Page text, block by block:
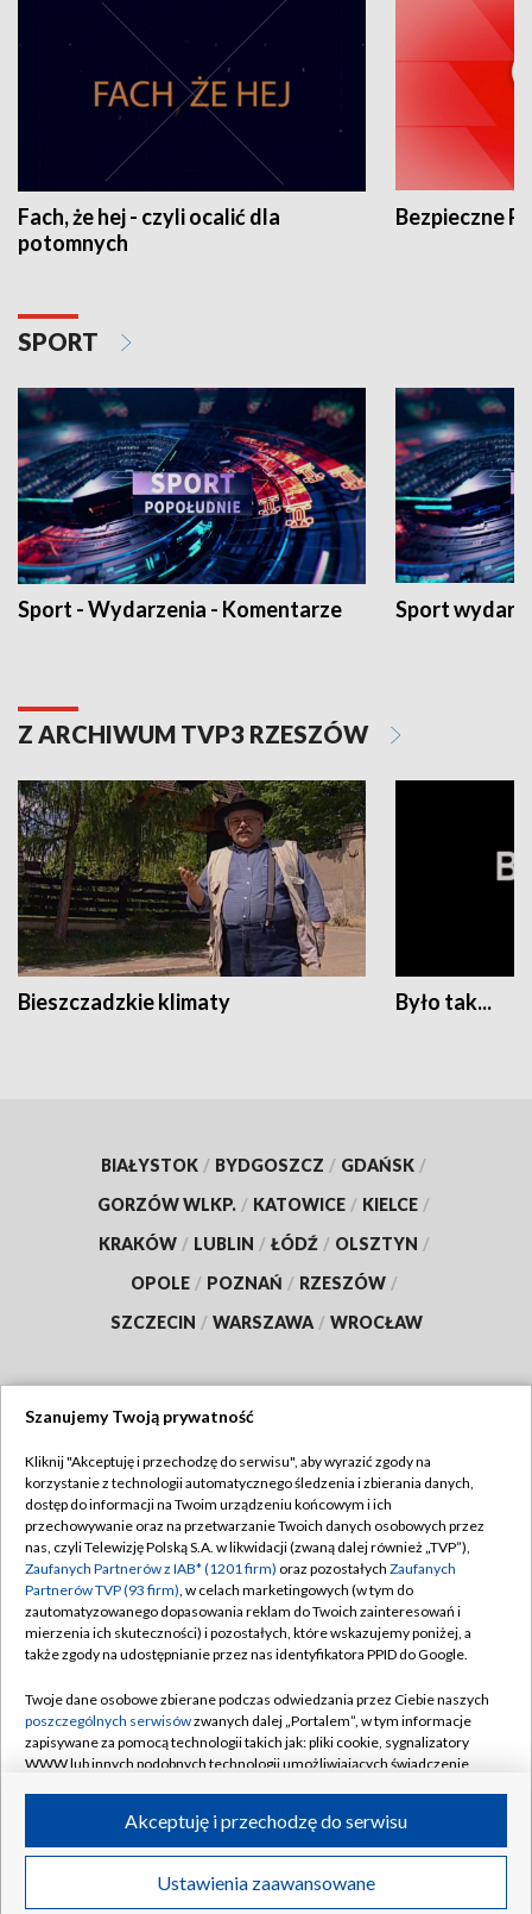
Fach, że hej - czyli ocalić dla
potomnych
Bezpieczne
SPORT
Sport - Wydarzenia - Komentarze Sport
Z ARCHIWUM TVP3 RZESZÓW
Bieszczadzkie klimaty Było tak...
BIAŁYSTOK / BYDGOSZCZ / GDAŃSK /
GORZÓW WLKP. / KATOWICE / KIELCE /
KRAKÓW / LUBLIN / ŁÓDŹ / OLSZTYN /
OPOLE / POZNAŃ / RZESZÓW /
SZCZECIN / WARSZAWA / WROCŁAW
TVP
Abonament TVP
Emisja w TVP
Centrum informacji TVP
Naziemna Telewizja Cyfrowa
Rada Programowa
System NOS
Informacje o nadawcy
Program dla prasy
Ogłoszenie przetargowe
Regulamin TVP
Polityka prywatności
Moje zgody
Pomoc
Kontakt
Kanały
©2026 Telewizja Polska S.A. w likwidacji
Szanujemy Twoją prywatność
Kliknij "Akceptuję i przechodzę do serwisu", aby wyrazić zgody na
korzystanie z technologii automatycznego śledzenia i zbierania danych,
dostęp do informacji na Twoim urządzeniu końcowym i ich
przechowywanie oraz na przetwarzanie Twoich danych osobowych przez
nas, czyli Telewizję Polską S.A. w likwidacji (zwaną dalej również „TVP”),
Zaufanych Partnerów z IAB* (1201 firm) oraz pozostałych Zaufanych
Partnerów TVP (93 firm), w celach marketingowych (w tym do
zautomatyzowanego dopasowania reklam do Twoich zainteresowań i
mierzenia ich skuteczności) i pozostałych, które wskazujemy poniżej, a
także zgody na udostępnianie przez nas identyfikatora PPID do Google.
Twoje dane osobowe zbierane podczas odwiedzania przez Ciebie naszych
poszczególnych serwisówzwanych dalej „Portalem”, w tym informacje
zapisywane za pomocą technologii takich jak: pliki cookie, sygnalizatory
WWW lub innych podobnych technologii umożliwiających świadczenie
ruchu w Internecie.
Twoje dane osobowe zbierane podczas odwiedzania przez Ciebie
poszczególnych serwisówna Portalu, takie jak adresy IP, identyfikatory
Ustawienia zaawansowane
Akceptuję i przechodzę do serwisu